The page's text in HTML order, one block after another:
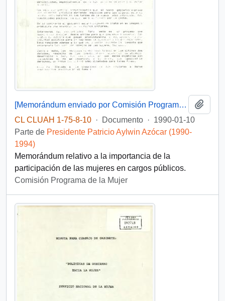
[Memorándum enviado por Comisión Programa de la Mujer]
CL CLUAH 1-75-8-10 · Documento · 1990-01-10
Parte de Presidente Patricio Aylwin Azócar (1990-
1994)
Memorándum relativo a la importancia de la
participación de las mujeres en cargos públicos.
Comisión Programa de la Mujer